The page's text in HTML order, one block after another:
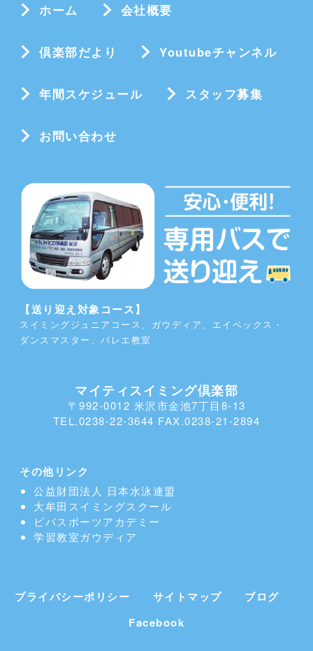
ホーム 会社概要
倶楽部だより Youtubeチャンネル
年間スケジュール スタッフ募集
お問い合わせ
【送り迎え対象コース】
スイミングジュニアコース、ガウディア、エイベックス・
ダンスマスター、バレエ教室
マイティスイミング倶楽部
〒992-0012 米沢市金池7丁目8-13
TEL.0238-22-3644 FAX.0238-21-2894
その他リンク
公益財団法人 日本水泳連盟
大牟田スイミングスクール
ビバスポーツアカデミー
学習教室ガウディア
プライバシーポリシー サイトマップ
ブログ
Facebook